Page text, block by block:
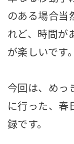
のある場合当
れど、時間が
が楽しいです。
今回は、めっ
に行った、春
録です。